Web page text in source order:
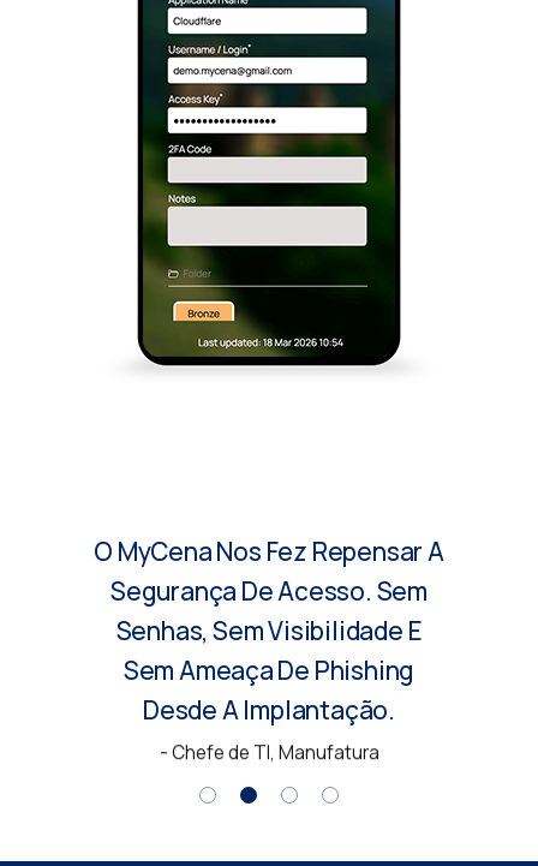
O MyCena Nos Fez Repensar A
Segurança De Acesso. Sem
Senhas, Sem Visibilidade E
Sem Ameaça De Phishing
Desde A Implantação.
- Chefe de TI, Manufatura